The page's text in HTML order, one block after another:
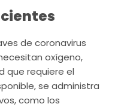
de coronavirus
oxígeno,
que requiere el
se administra
como los